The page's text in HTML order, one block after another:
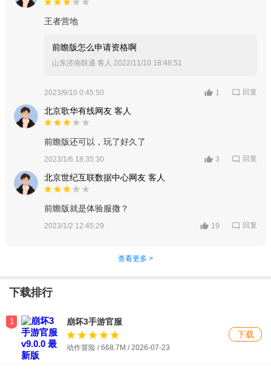
王者营地
前瞻版怎么申请资格啊
山东济南联通 客人 2022/11/10 18:48:51
2023/9/10 0:45:50 1 回复
北京歌华有线网友 客人
前瞻版还可以，玩了好久了
2023/1/6 18:35:30 3 回复
北京世纪互联数据中心网友 客人
前瞻版就是体验服撒？
2023/1/2 12:45:29 19 回复
查看更多 >
下载排行
1 崩坏3手游官服
动作冒险 / 668.7M / 2026-07-23
下载